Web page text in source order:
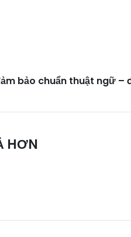
bảo chuẩn thuật ngữ –
HƠN